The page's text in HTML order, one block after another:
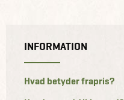
INFORMATION
Hvad betyder frapris?